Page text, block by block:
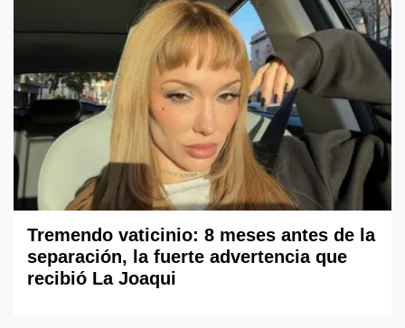
Tremendo vaticinio: 8 meses antes de la
separación, la fuerte advertencia que
recibió La Joaqui